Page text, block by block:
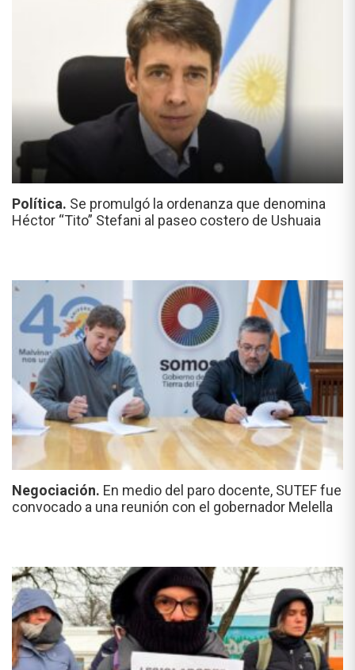
Política. Se promulgó la ordenanza que denomina
Héctor “Tito” Stefani al paseo costero de Ushuaia
Negociación. En medio del paro docente, SUTEF fue
convocado a una reunión con el gobernador Melella